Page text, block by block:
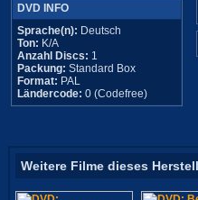
DVD INFO
Sprache(n): Deutsch
Ton: K/A
Anzahl Discs: 1
Packung: Standard Box
Format: PAL
Ländercode: 0 (Codefree)
Weitere Filme dieses